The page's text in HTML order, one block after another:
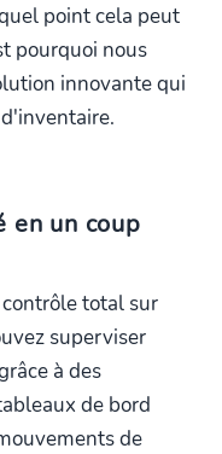
point cela peut
pourquoi nous
innovante qui
en un coup
total sur
superviser
à des
de bord
de